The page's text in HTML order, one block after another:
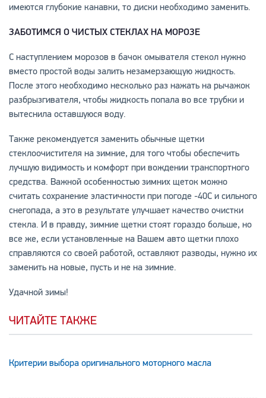
имеются глубокие канавки, то диски необходимо заменить.
ЗАБОТИМСЯ О ЧИСТЫХ СТЕКЛАХ НА МОРОЗЕ
С наступлением морозов в бачок омывателя стекол нужно
вместо простой воды залить незамерзающую жидкость.
После этого необходимо несколько раз нажать на рычажок
разбрызгивателя, чтобы жидкость попала во все трубки и
вытеснила оставшуюся воду.
Также рекомендуется заменить обычные щетки
стеклоочистителя на зимние, для того чтобы обеспечить
лучшую видимость и комфорт при вождении транспортного
средства. Важной особенностью зимних щеток можно
считать сохранение эластичности при погоде -40С и сильного
снегопада, а это в результате улучшает качество очистки
стекла. И в правду, зимние щетки стоят гораздо больше, но
все же, если установленные на Вашем авто щетки плохо
справляются со своей работой, оставляют разводы, нужно их
заменить на новые, пусть и не на зимние.
Удачной зимы!
ЧИТАЙТЕ ТАКЖЕ
Критерии выбора оригинального моторного масла